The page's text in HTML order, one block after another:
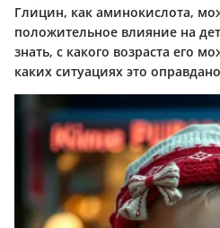
Глицин, как аминокислота,
положительное влияние на
знать, с какого возраста его
каких ситуациях это